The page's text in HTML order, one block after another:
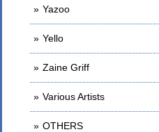
Yazoo
Yello
Zaine Griff
Various Artists
OTHERS